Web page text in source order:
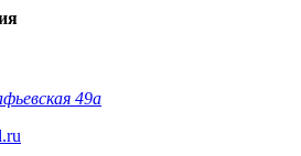
49а